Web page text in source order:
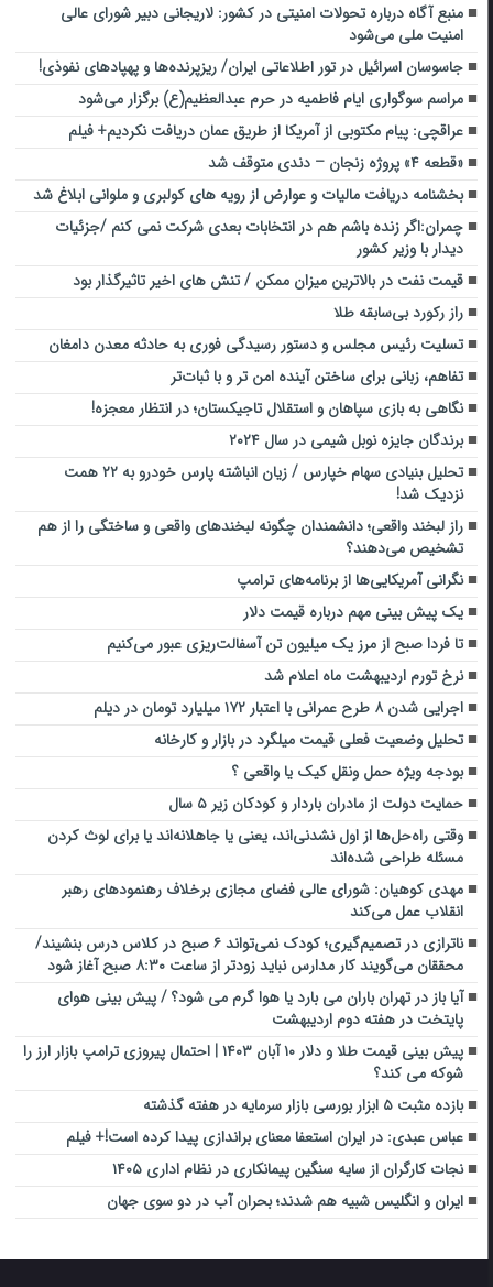
منبع آگاه درباره تحولات امنیتی در کشور: لاریجانی دبیر شورای عالی
امنیت ملی می‌شود
جاسوسان اسرائیل در تور اطلاعاتی ایران/ ریزپرنده‌ها و پهپادهای نفوذی!
مراسم سوگواری ایام فاطمیه در حرم عبدالعظیم(ع) برگزار می‌شود
عراقچی: پیام مکتوبی از آمریکا از طریق عمان دریافت نکردیم+ فیلم
«قطعه ۴» پروژه زنجان – دندی متوقف شد
بخشنامه دریافت مالیات و عوارض از رویه های کولبری و ملوانی ابلاغ شد
چمران:اگر زنده باشم هم در انتخابات بعدی شرکت نمی کنم /جزئیات
دیدار با وزیر کشور
قیمت نفت در بالاترین میزان ممکن / تنش های اخیر تاثیرگذار بود
راز رکورد بی‌سابقه طلا
تسلیت رئیس مجلس و دستور رسیدگی فوری به حادثه معدن دامغان
تفاهم، زبانی برای ساختن آینده امن تر و با ثبات‌تر
نگاهی به بازی سپاهان و استقلال تاجیکستان؛ در انتظار معجزه!
برندگان جایزه نوبل شیمی در سال ۲۰۲۴
تحلیل بنیادی سهام خپارس / زیان انباشته پارس خودرو به ۲۲ همت
نزدیک شد!
راز لبخند واقعی؛ دانشمندان چگونه لبخندهای واقعی و ساختگی را از هم
تشخیص می‌دهند؟
نگرانی آمریکایی‌ها از برنامه‌های ترامپ
یک پیش بینی مهم درباره قیمت دلار
تا فردا صبح از مرز یک میلیون تن آسفالت‌ریزی عبور می‌کنیم
نرخ تورم اردیبهشت ماه اعلام شد
اجرایی شدن ۸ طرح عمرانی با اعتبار ۱۷۲ میلیارد تومان در دیلم
تحلیل وضعیت فعلی قیمت میلگرد در بازار و کارخانه
بودجه ویژه حمل ونقل کیک یا واقعی ؟
حمایت دولت از مادران باردار و کودکان زیر ۵ سال
وقتی راه‌حل‌ها از اول نشدنی‌اند، یعنی یا جاهلانه‌اند یا برای لوث کردن
مسئله طراحی شده‌اند
مهدی کوهیان: شورای عالی فضای مجازی برخلاف رهنمودهای رهبر
انقلاب عمل می‌کند
ناترازی در تصمیم‌گیری؛ کودک نمی‌تواند ۶ صبح در کلاس درس بنشیند/
محققان می‌گویند کار مدارس نباید زودتر از ساعت ۸:۳۰ صبح آغاز شود
آیا باز در تهران باران می بارد یا هوا گرم می شود؟ / پیش بینی هوای
پایتخت در هفته دوم اردیبهشت
پیش‌ بینی قیمت طلا و دلار ۱۰ آبان ۱۴۰۳ | احتمال پیروزی ترامپ بازار ارز را
شوکه می کند؟
بازده مثبت ۵ ابزار بورسی بازار سرمایه در هفته گذشته
عباس عبدی: در ایران استعفا معنای براندازی پیدا کرده است!+ فیلم
نجات کارگران از سایه سنگین پیمانکاری در نظام اداری ۱۴۰۵
ایران و انگلیس شبیه هم شدند؛ بحران آب در دو سوی جهان